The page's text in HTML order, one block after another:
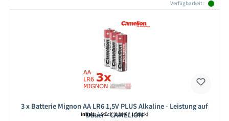
Verfügbarkeit:
3 x Batterie Mignon AA LR6 1,5V PLUS Alkaline - Leistung auf
Dauer - CAMELION
Inhalt:3 Stück(0,39 € / 1 Stück)